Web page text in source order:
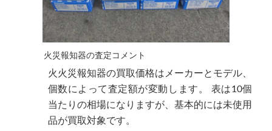
火災報知器の査定コメント
火火災報知器の買取価格はメーカーとモデル、
個数によって査定額が変動します。 表は10個
当たりの相場になりますが、基本的には未使用
品が買取対象です。